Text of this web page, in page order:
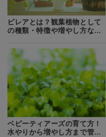
ピレアとは？観葉植物として
の種類・特徴や増やし方など
ベビーティアーズの育て方！
水やりから増やし方まで管理